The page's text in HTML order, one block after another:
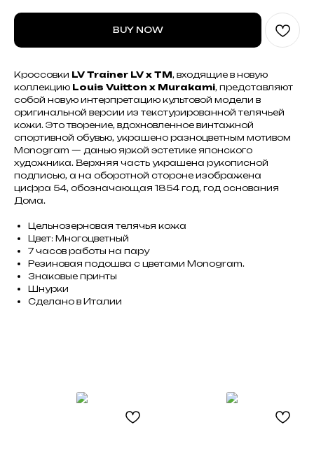
BUY NOW
Кроссовки LV Trainer LV x TM, входящие в новую
коллекцию Louis Vuitton x Murakami, представляют
собой новую интерпретацию культовой модели в
оригинальной версии из текстурированной телячьей
кожи. Это творение, вдохновленное винтажной
спортивной обувью, украшено разноцветным мотивом
Monogram — данью яркой эстетике японского
художника. Верхняя часть украшена рукописной
подписью, а на оборотной стороне изображена
цифра 54, обозначающая 1854 год, год основания
Дома.
Цельнозерновая телячья кожа
Цвет: Многоцветный
7 часов работы на пару
Резиновая подошва с цветами Monogram.
Знаковые принты
Шнурки
Сделано в Италии
Не нашли что искали?
Напишите нам название интересующей вещи и